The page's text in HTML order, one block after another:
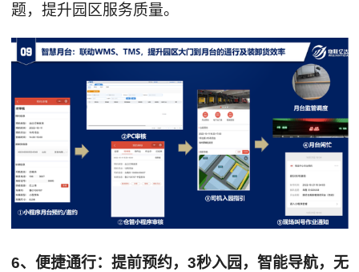
题，提升园区服务质量。
6、便捷通行：提前预约，3秒入园，智能导航，无